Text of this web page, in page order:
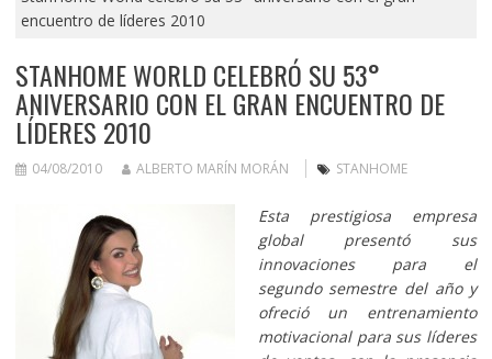
encuentro de líderes 2010
STANHOME WORLD CELEBRÓ SU 53°
ANIVERSARIO CON EL GRAN ENCUENTRO DE
LÍDERES 2010
04/08/2010 ALBERTO MARÍN MORÁN STANHOME
Esta prestigiosa empresa
global presentó sus
innovaciones para el
segundo semestre del año y
ofreció un entrenamiento
motivacional para sus líderes